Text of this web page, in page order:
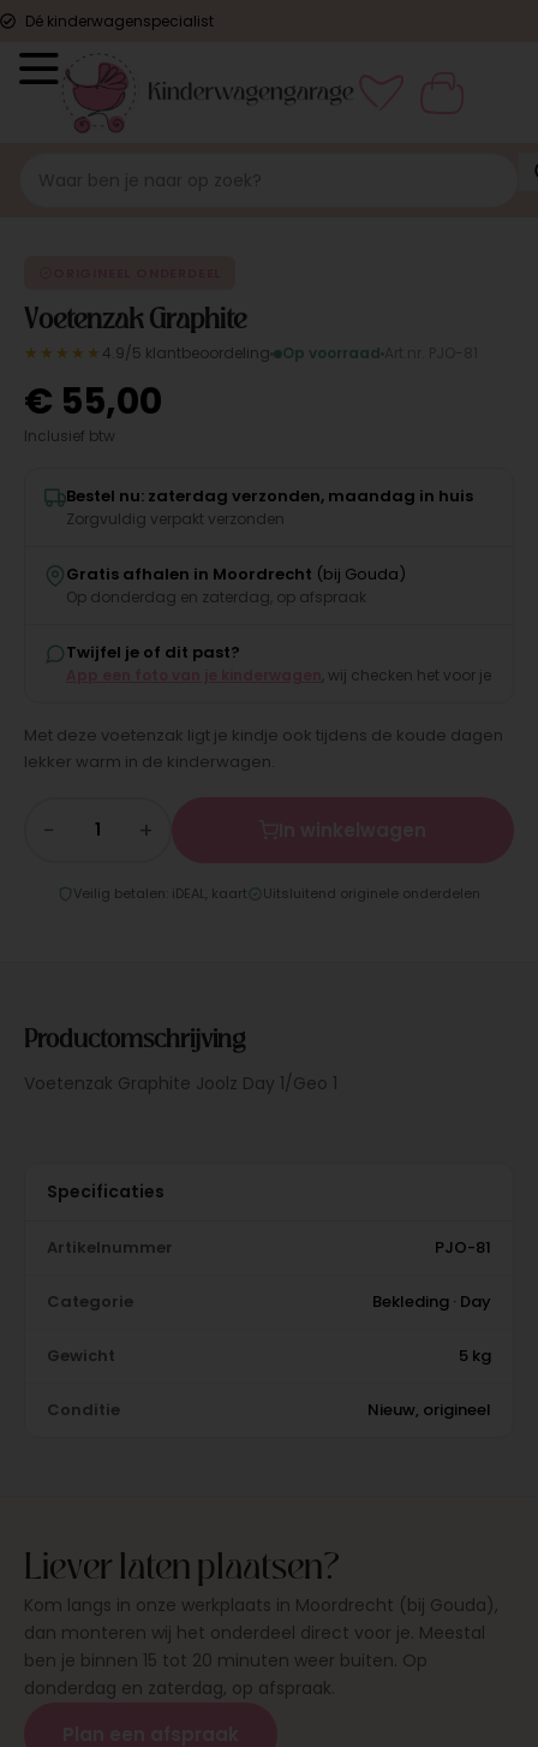
Dé kinderwagenspecialist
Voetenzak Graphite
★★★★★ 4.9/5 klantbeoordeling Op voorraad
€ 55,00
Inclusief btw
Bestel nu: zaterdag verzonden, maandag in huis
Zorgvuldig verpakt verzonden
Gratis afhalen in Moordrecht (bij Gouda)
Op donderdag en zaterdag, op afspraak
Twijfel je of dit past?
, wij checken het voor je
Met deze voetenzak ligt je kindje ook tijdens de koude dagen
lekker warm in de kinderwagen.
− +
Veilig betalen: iDEAL, kaart Uitsluitend originele onderdelen
Productomschrijving
Voetenzak Graphite Joolz Day 1/Geo 1
Specificaties
Artikelnummer PJO-81
Categorie Bekleding · Day
Gewicht 5 kg
Conditie Nieuw, origineel
Liever laten plaatsen?
Kom langs in onze werkplaats in Moordrecht (bij Gouda),
dan monteren wij het onderdeel direct voor je. Meestal
ben je binnen 15 tot 20 minuten weer buiten. Op
donderdag en zaterdag, op afspraak.